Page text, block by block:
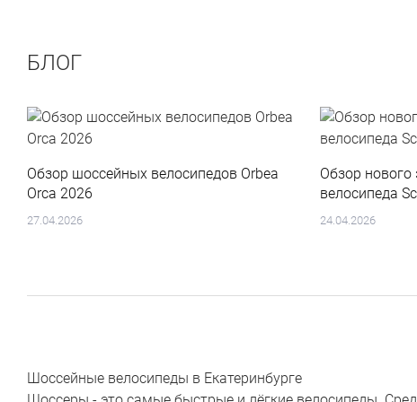
БЛОГ
Обзор шоссейных велосипедов Orbea
Orca 2026
27.04.2026
Обзор нового
велосипеда
24.04.2026
Шоссейные велосипеды в Екатеринбурге